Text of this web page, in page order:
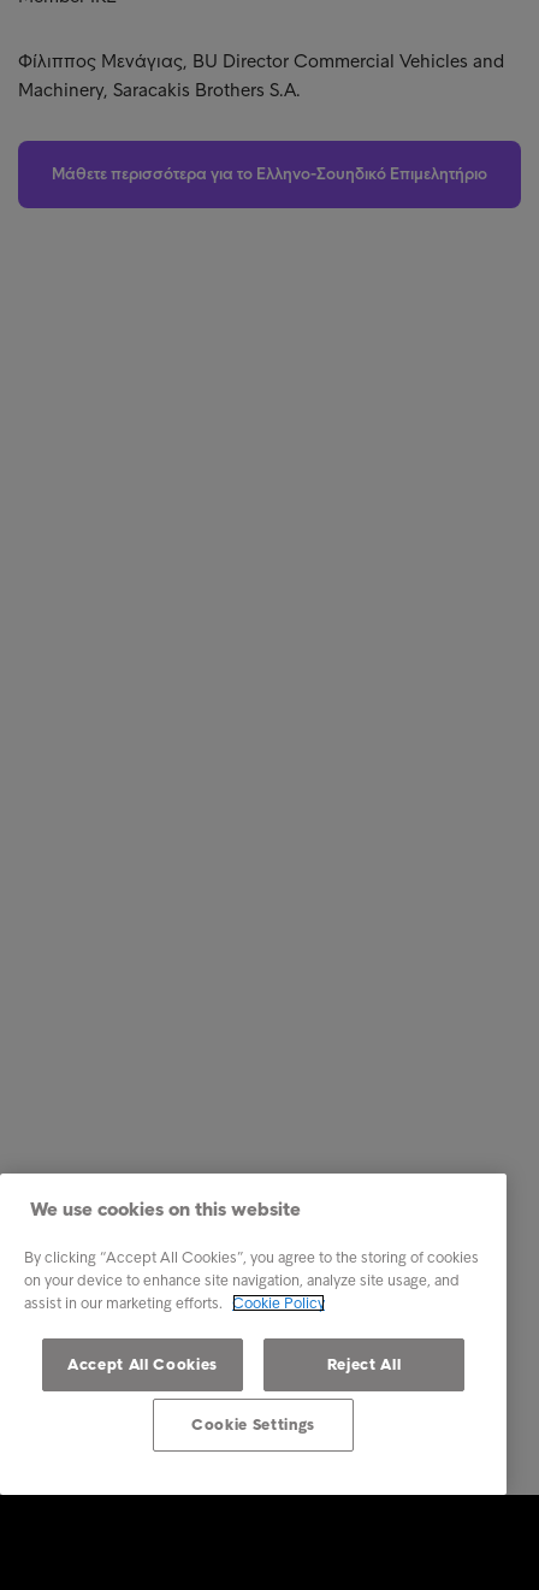
Φίλιππος Μενάγιας, BU Director Commercial Vehicles and
Machinery, Saracakis Brothers S.A.
Μάθετε περισσότερα για το Ελληνο-Σουηδικό Επιμελητήριο
We use cookies on this website
By clicking “Accept All Cookies”, you agree to the storing of cookies
on your device to enhance site navigation, analyze site usage, and
assist in our marketing efforts. Cookie Policy
Accept All Cookies Reject All
Cookie Settings